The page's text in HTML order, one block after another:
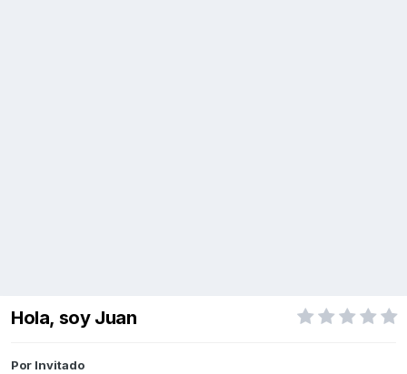
Hola, soy Juan
Por Invitado